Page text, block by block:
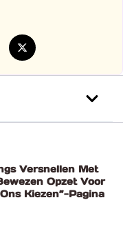
Versnellen Met
Opzet Voor
Kiezen”-Pagina